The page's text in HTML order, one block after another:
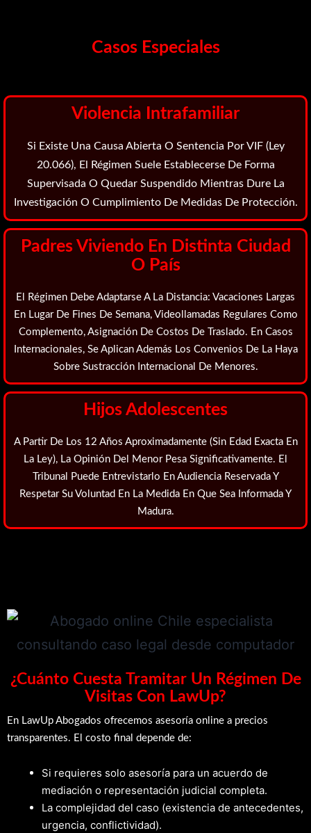
Casos Especiales
Violencia Intrafamiliar
Si Existe Una Causa Abierta O Sentencia Por VIF (Ley
20.066), El Régimen Suele Establecerse De Forma
Supervisada O Quedar SuspendidoMientras Dure La
Investigación O Cumplimiento De Medidas De Protección.
Padres Viviendo En Distinta Ciudad
O País
El Régimen Debe Adaptarse A La Distancia: Vacaciones Largas
En Lugar De Fines De Semana, Videollamadas Regulares Como
Complemento, Asignación De Costos De Traslado. En Casos
Internacionales, Se Aplican Además Los Convenios De La Haya
Sobre Sustracción Internacional De Menores.
Hijos Adolescentes
A Partir De Los 12 Años Aproximadamente (sin Edad Exacta En
La Ley), La Opinión Del Menor Pesa Significativamente. El
Tribunal Puede Entrevistarlo En Audiencia Reservada Y
Respetar Su Voluntad En La Medida En Que Sea Informada Y
Madura.
¿Cuánto Cuesta Tramitar Un Régimen De
Visitas Con LawUp?
En LawUp Abogados ofrecemos asesoría online a precios
transparentes. El costo final depende de:
Si requieres solo asesoría para un acuerdo de
mediación o representación judicial completa.
La complejidad del caso (existencia de antecedentes,
urgencia, conflictividad).